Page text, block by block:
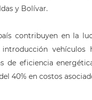
y Bolívar.
contribuyen en la
vehículos
de eficiencia
40% en costos